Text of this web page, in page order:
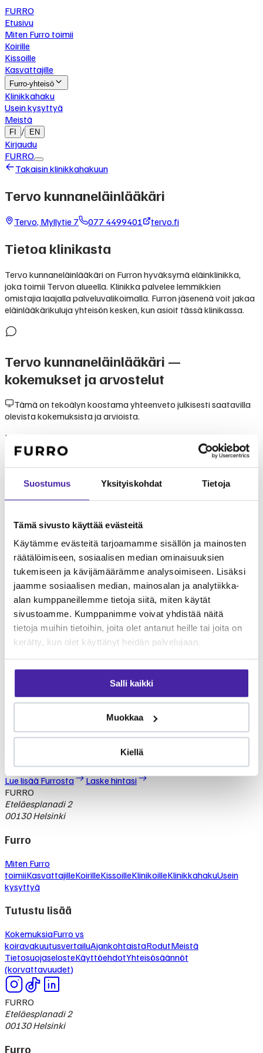
Suostumus Yksityiskohdat Tietoja
Tämä sivusto käyttää evästeitä
Käytämme evästeitä tarjoamamme sisällön ja mainosten
räätälöimiseen, sosiaalisen median ominaisuuksien
tukemiseen ja kävijämäärämme analysoimiseen. Lisäksi
jaamme sosiaalisen median, mainosalan ja analytiikka-
alan kumppaneillemme tietoja siitä, miten käytät
sivustoamme. Kumppanimme voivat yhdistää näitä
tietoja muihin tietoihin, joita olet antanut heille tai joita on
kerätty, kun olet käyttänyt heidän palvelujaan.
Salli kaikki
Muokkaa
Kiellä
FURRO
Etusivu
Miten Furro toimii
Koirille
Kissoille
Kasvattajille
Furro-yhteisö
Klinikkahaku
Usein kysyttyä
Meistä
FI / EN
Kirjaudu
FURRO
Takaisin klinikkahakuun
Tervo kunnaneläinlääkäri
Tervo, Myllytie 7 077 4499401 tervo.fi
Tietoa klinikasta
Tervo kunnaneläinlääkäri on Furron hyväksymä eläinklinikka,
joka toimii Tervon alueella. Klinikka palvelee lemmikkien
omistajia laajalla palveluvalikoimalla. Furron jäsenenä voit jakaa
eläinlääkärikuluja yhteisön kesken, kun asioit tässä klinikassa.
Tervo kunnaneläinlääkäri —
kokemukset ja arvostelut
Tämä on tekoälyn koostama yhteenveto julkisesti saatavilla
olevista kokemuksista ja arvioista.
Kokemukset klinikasta Tervo kunnaneläinlääkäri perustuvat
lemmikinomistajien kertomuksiin. Klinikka tunnetaan
ammattitaitoisesta ja välittävästä palvelusta. Furron
lemmikkisi hoitoon.
Tervo kunnaneläinlääkäri palvelut
Tervo kunnaneläinlääkäri tarjoaa monipuolisia
eläinlääkäripalveluita lemmikkien terveydenhoitoon. Palvelut
kattavat yleiseläinlääkinnän perustutkimuksista erikoisempiin
toimenpiteisiin. Tarkista klinikan ajantasainen palveluvalikoima
suoraan klinikalta. Furron jäsenenä voit jakaa eläinlääkärikuluja
yhteisön kesken.
Mikä Furro on?
Furro on vaihtoehto
lemmikkivakuutukselle
Furro ei ole lemmikkivakuutus. Se on nykyaikainen vaihtoehto,
jolla turvaat koirasi tai kissasi keskimäärin puolet edullisemmin.
Lue lisää Furrosta
Laske hintasi
FURRO
Eteläesplanadi 2
00130 Helsinki
Furro
Miten Furro
toimiiKasvattajilleKoirilleKissoilleKlinikoilleKlinikkahakuUsein
kysyttyä
Tutustu lisää
KokemuksiaFurro vs
koiravakuutusvertailuAjankohtaistaRodutMeistä
TietosuojaselosteKäyttöehdotYhteisösäännöt
(korvattavuudet)
FURRO
Eteläesplanadi 2
00130 Helsinki
Furro